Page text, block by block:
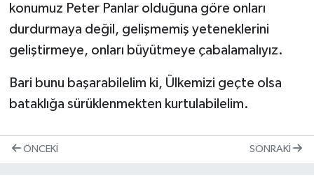
konumuz Peter Panlar olduğuna göre onları
durdurmaya değil, gelişmemiş yeteneklerini
geliştirmeye, onları büyütmeye çabalamalıyız.
Bari bunu başarabilelim ki, Ülkemizi geçte olsa
bataklığa sürüklenmekten kurtulabilelim.
ÖNCEKI SONRAKI